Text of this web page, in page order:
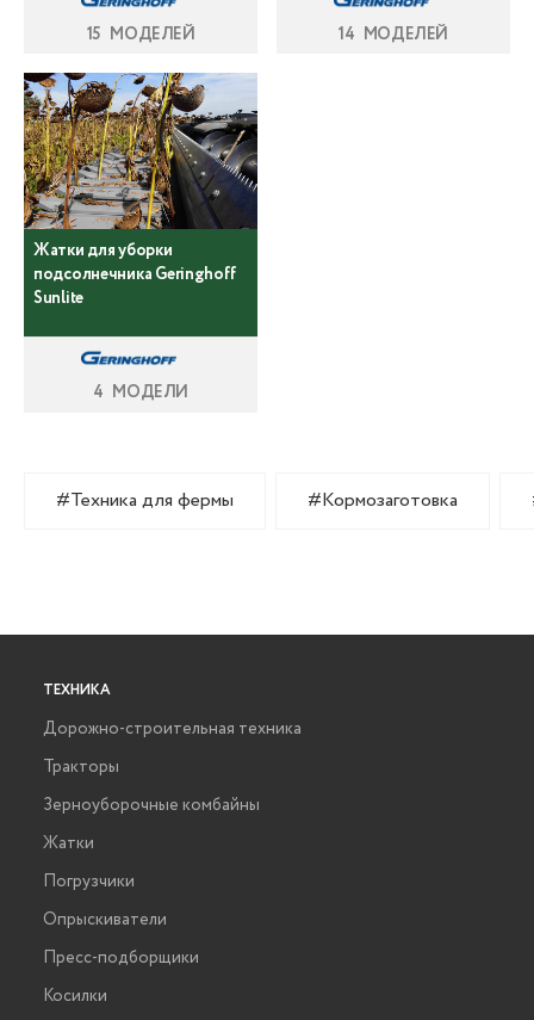
15 МОДЕЛЕЙ 14 МОДЕЛЕЙ
Жатки для уборки
подсолнечника Geringhoff
Sunlite
4 МОДЕЛИ
#Техника для фермы #Кормозаготовка
ТЕХНИКА
Дорожно-строительная техника
Тракторы
Зерноуборочные комбайны
Жатки
Погрузчики
Опрыскиватели
Пресс-подборщики
Косилки